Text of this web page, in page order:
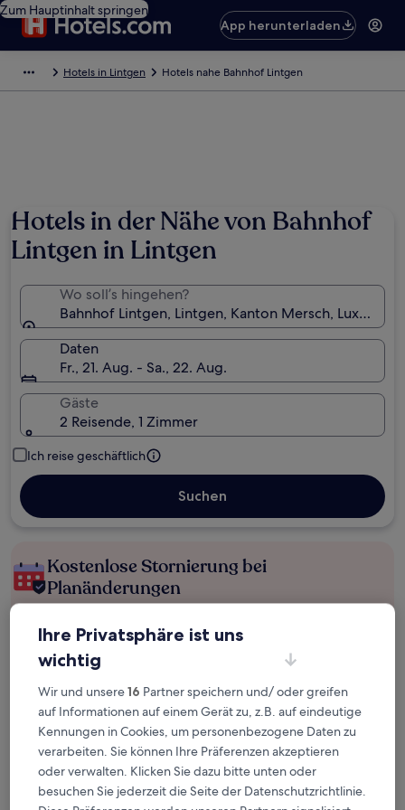
Zum Hauptinhalt springen
App herunterladen
Hotels in Lintgen Hotels nahe Bahnhof Lintgen
Hotels in der Nähe von Bahnhof
Lintgen in Lintgen
Wo soll’s hingehen?
Bahnhof Lintgen, Lintgen, Kanton Mersch,
Daten
Fr., 21. Aug. - Sa., 22. Aug.
Gäste
2 Reisende, 1 Zimmer
Ich reise geschäftlich
Suchen
Kostenlose Stornierung bei
Planänderungen
Verdiene Prämien für jede
wahrgenommene Übernachtung
Mehr sparen mit Preisen für Mitglieder
Überprüfe die Preise für diese Daten
Ihre Privatsphäre ist uns
wichtig
Wir und unsere16 Partner speichern und/ oder greifen
auf Informationen auf einem Gerät zu, z.B. auf eindeutige
Kennungen in Cookies, um personenbezogene Daten zu
verarbeiten. Sie können Ihre Präferenzen akzeptieren
oder verwalten. Klicken Sie dazu bitte unten oder
besuchen Sie jederzeit die Seite der Datenschutzrichtlinie.